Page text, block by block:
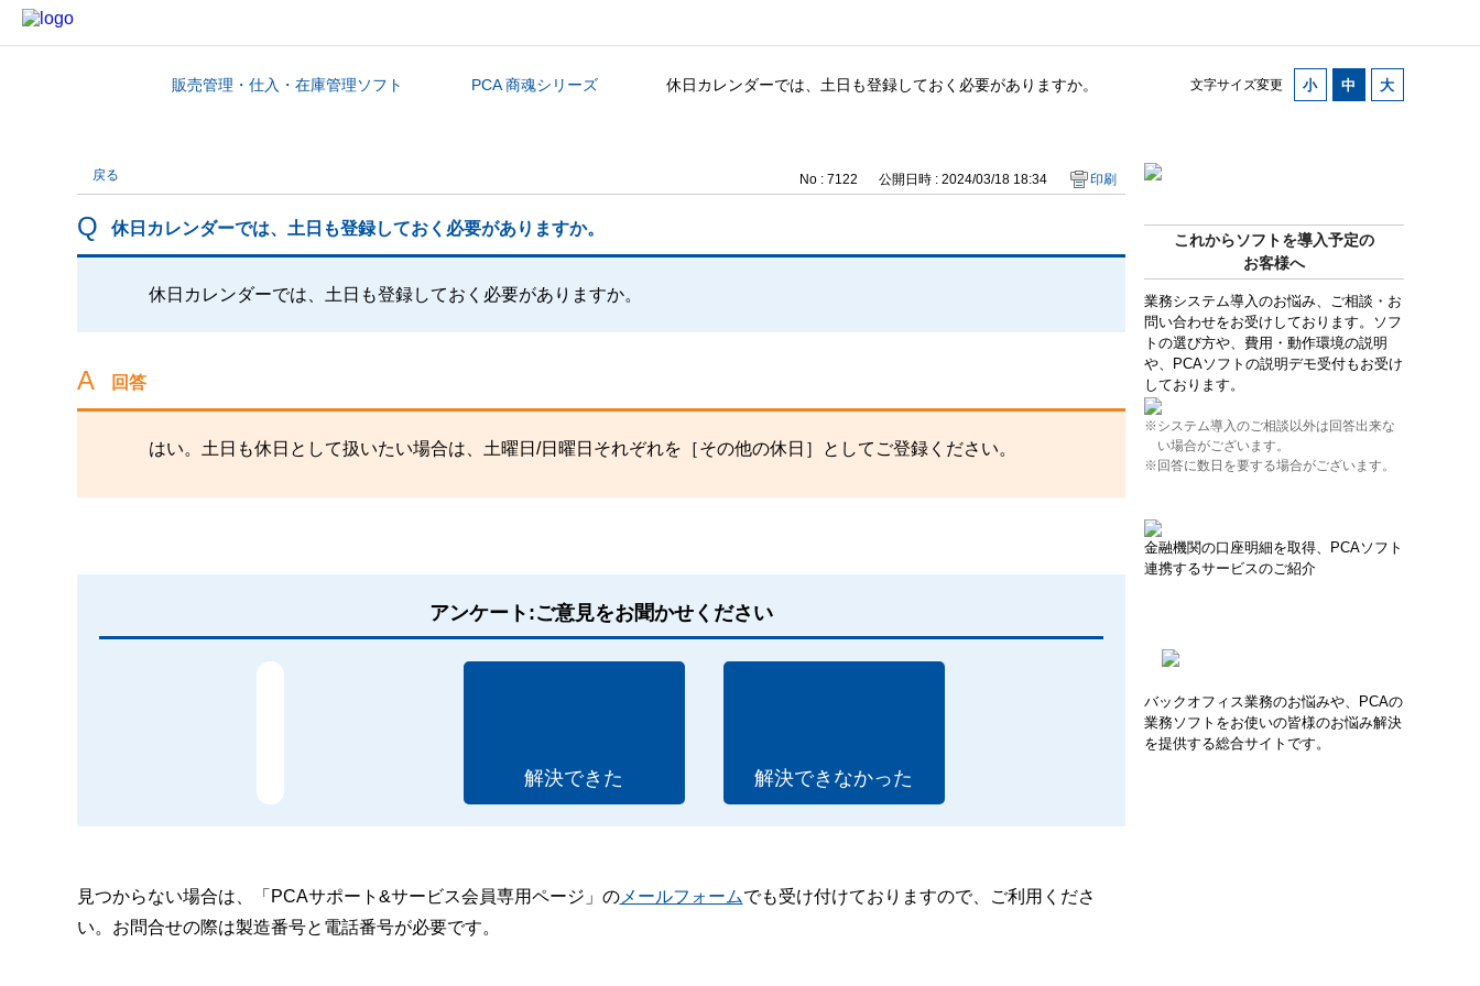
文字サイズ変更
カテゴリから探す販売管理・仕入・在庫管理ソフト PCA 商魂シリーズ 休日カレンダーでは、土日も登録しておく必要がありますか。
これからソフトを導入予定の
お客様へ
業務システム導入のお悩み、ご相談・お
問い合わせをお受けしております。ソフ
トの選び方や、費用・動作環境の説明
や、PCAソフトの説明デモ受付もお受け
しております。
※システム導入のご相談以外は回答出来な
い場合がございます。
※回答に数日を要する場合がございます。
金融機関の口座明細を取得、PCAソフト
連携するサービスのご紹介
バックオフィス業務のお悩みや、PCAの
業務ソフトをお使いの皆様のお悩み解決
を提供する総合サイトです。
戻る No : 7122 公開日時 : 2024/03/18 18:34 印刷
休日カレンダーでは、土日も登録しておく必要がありますか。
休日カレンダーでは、土日も登録しておく必要がありますか。
回答
はい。土日も休日として扱いたい場合は、土曜日/日曜日それぞれを［その他の休日］としてご登録ください。
アンケート:ご意見をお聞かせください
解決できた 解決できなかった
見つからない場合は、「PCAサポート&サービス会員専用ページ」のメールフォームでも受け付けておりますので、ご利用くださ
い。お問合せの際は製造番号と電話番号が必要です。